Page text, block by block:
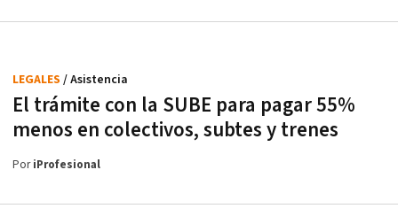
El trámite con la SUBE para pagar 55%
menos en colectivos, subtes y trenes
LEGALES / Asistencia
PoriProfesional